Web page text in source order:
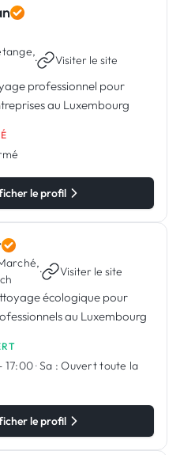
· Visiter le site
professionnel pour
au Luxembourg
le profil
· Visiter le site
écologique pour
au Luxembourg
17:00·Sa : Ouvert toute la
le profil